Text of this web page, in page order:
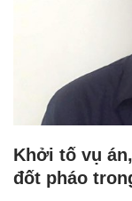
Khởi tố vụ
đốt pháo